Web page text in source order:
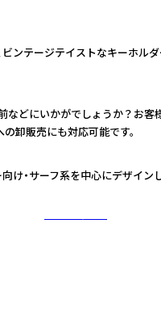
ンテージテイストなキーホル
などにいかがでしょうか？お客
卸販売にも対応可能です。
け・サーフ系を中心にデザイン